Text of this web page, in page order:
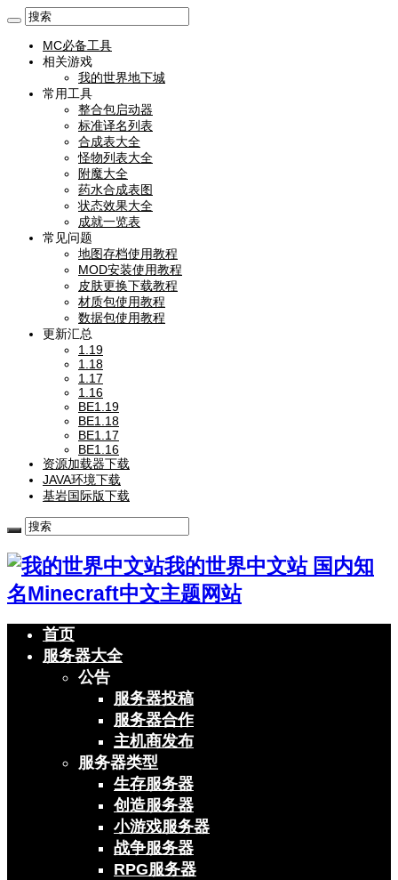
MC必备工具
相关游戏
我的世界地下城
常用工具
整合包启动器
标准译名列表
合成表大全
怪物列表大全
附魔大全
药水合成表图
状态效果大全
成就一览表
常见问题
地图存档使用教程
MOD安装使用教程
皮肤更换下载教程
材质包使用教程
数据包使用教程
更新汇总
1.19
1.18
1.17
1.16
BE1.19
BE1.18
BE1.17
BE1.16
资源加载器下载
JAVA环境下载
基岩国际版下载
我的世界中文站 国内知
名Minecraft中文主题网站
首页
服务器大全
公告
服务器投稿
服务器合作
主机商发布
服务器类型
生存服务器
创造服务器
小游戏服务器
战争服务器
RPG服务器